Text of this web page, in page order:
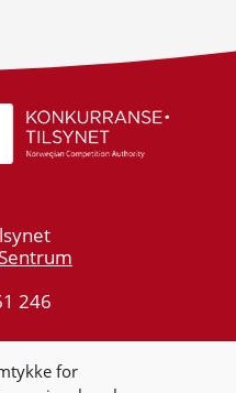
for
246
75 00